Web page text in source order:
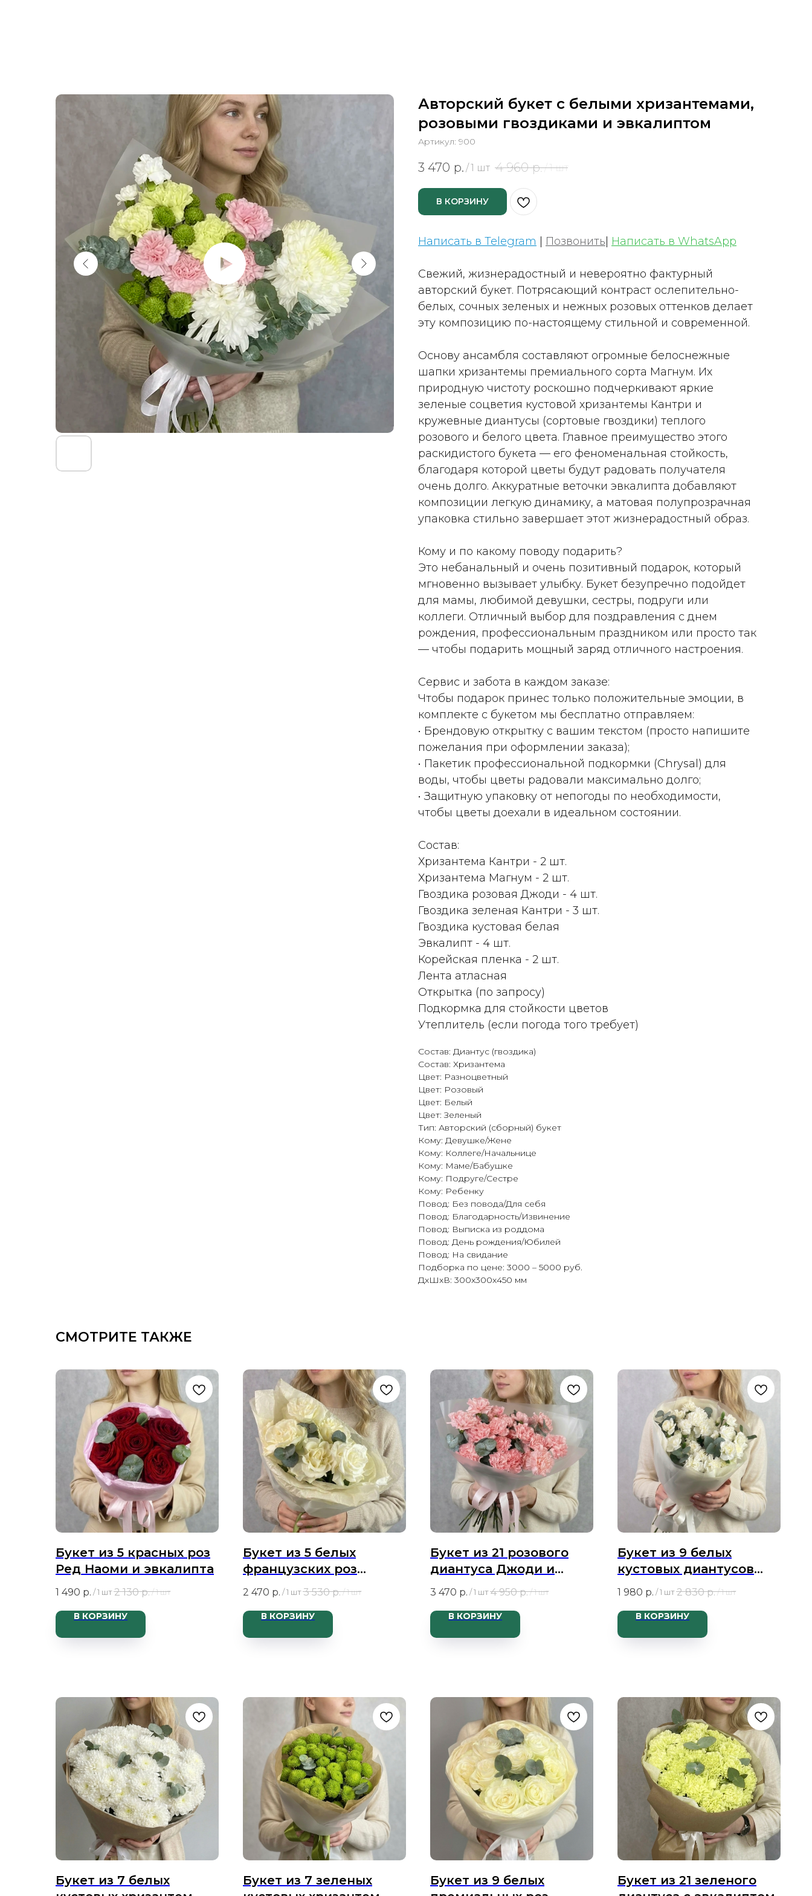
Авторский букет с белыми хризантемами,
розовыми гвоздиками и эвкалиптом
Артикул: 900
3 470 р. /1 шт 4 960 р./1 шт
В КОРЗИНУ
Написать в Telegram Позвонить Написать в WhatsApp
Свежий, жизнерадостный и невероятно фактурный
авторский букет. Потрясающий контраст ослепительно-
белых, сочных зеленых и нежных розовых оттенков делает
эту композицию по-настоящему стильной и современной.
Основу ансамбля составляют огромные белоснежные
шапки хризантемы премиального сорта Магнум. Их
природную чистоту роскошно подчеркивают яркие
зеленые соцветия кустовой хризантемы Кантри и
кружевные диантусы (сортовые гвоздики) теплого
розового и белого цвета. Главное преимущество этого
раскидистого букета — его феноменальная стойкость,
благодаря которой цветы будут радовать получателя
очень долго. Аккуратные веточки эвкалипта добавляют
композиции легкую динамику, а матовая полупрозрачная
упаковка стильно завершает этот жизнерадостный образ.
Кому и по какому поводу подарить?
Это небанальный и очень позитивный подарок, который
мгновенно вызывает улыбку. Букет безупречно подойдет
для мамы, любимой девушки, сестры, подруги или
коллеги. Отличный выбор для поздравления с днем
рождения, профессиональным праздником или просто так
— чтобы подарить мощный заряд отличного настроения.
Сервис и забота в каждом заказе:
Чтобы подарок принес только положительные эмоции, в
комплекте с букетом мы бесплатно отправляем:
• Брендовую открытку с вашим текстом (просто напишите
пожелания при оформлении заказа);
• Пакетик профессиональной подкормки (Chrysal) для
воды, чтобы цветы радовали максимально долго;
• Защитную упаковку от непогоды по необходимости,
чтобы цветы доехали в идеальном состоянии.
Состав:
Хризантема Кантри - 2 шт.
Хризантема Магнум - 2 шт.
Гвоздика розовая Джоди - 4 шт.
Гвоздика зеленая Кантри - 3 шт.
Гвоздика кустовая белая
Эвкалипт - 4 шт.
Корейская пленка - 2 шт.
Лента атласная
Открытка (по запросу)
Подкормка для стойкости цветов
Утеплитель (если погода того требует)
Состав: Диантус (гвоздика)
Состав: Хризантема
Цвет: Разноцветный
Цвет: Розовый
Цвет: Белый
Цвет: Зеленый
Тип: Авторский (сборный) букет
Кому: Девушке/Жене
Кому: Коллеге/Начальнице
Кому: Маме/Бабушке
Кому: Подруге/Сестре
Кому: Ребенку
Повод: Без повода/Для себя
Повод: Благодарность/Извинение
Повод: Выписка из роддома
Повод: День рождения/Юбилей
Повод: На свидание
Подборка по цене: 3000 – 5000 руб.
ДxШxВ: 300x300x450 мм
СМОТРИТЕ ТАКЖЕ
Букет из 5 красных роз
Ред Наоми и эвкалипта
1 490 р. / 1 шт 2 130 р. / 1 шт
В КОРЗИНУ
Букет из 5 белых
французских роз
Мондиаль и эвкалипта
2 470 р. / 1 шт 3 530 р. / 1 шт
В КОРЗИНУ
Букет из 21 розового
диантуса Джоди и
эвкалипта
3 470 р. / 1 шт 4 950 р. / 1 шт
В КОРЗИНУ
Букет из 9 белых
кустовых диантусов
Ибис Селект и
эвкалипта
1 980 р. / 1 шт 2 830 р. / 1 шт
В КОРЗИНУ
Букет из 7 белых
Букет из 7 зеленых
Букет из 9 белых
Букет из 21 зеленого